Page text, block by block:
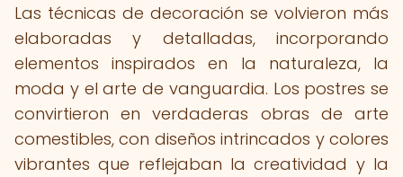
Las técnicas de decoración se volvieron más
elaboradas y detalladas, incorporando
elementos inspirados en la naturaleza, la
moda y el arte de vanguardia. Los postres se
convirtieron en verdaderas obras de arte
comestibles, con diseños intrincados y colores
vibrantes que reflejaban la creatividad y la